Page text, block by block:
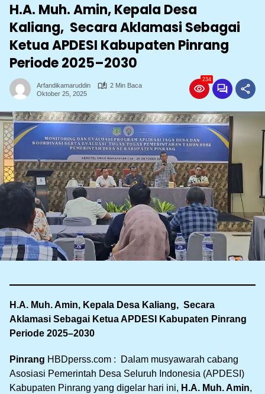
H.A. Muh. Amin, Kepala Desa
Kaliang, Secara Aklamasi Sebagai
Ketua APDESI Kabupaten Pinrang
Periode 2025–2030
Arfandikamaruddin
2 Min Baca
Oktober 25, 2025
234
H.A. Muh. Amin, Kepala Desa Kaliang, Secara
Aklamasi Sebagai Ketua APDESI Kabupaten Pinrang
Periode 2025–2030
Pinrang HBDperss.com : Dalam musyawarah cabang
Asosiasi Pemerintah Desa Seluruh Indonesia (APDESI)
Kabupaten Pinrang yang digelar hari ini, H.A. Muh. Amin,